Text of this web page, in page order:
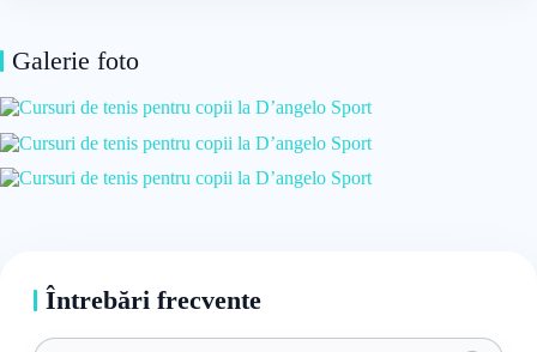
Galerie foto
Întrebări frecvente